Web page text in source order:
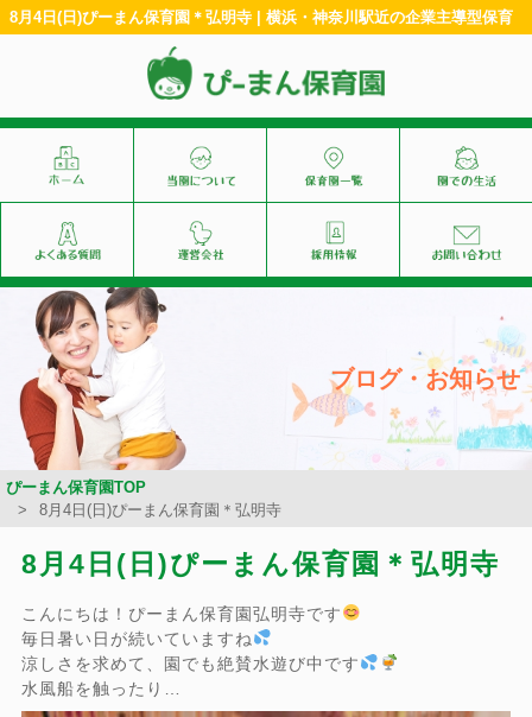
8月4日(日)ぴーまん保育園＊弘明寺 | 横浜・神奈川駅近の企業主導型保育
ブログ・お知らせ
ぴーまん保育園TOP
8月4日(日)ぴーまん保育園＊弘明寺
8月4日(日)ぴーまん保育園＊弘明寺
こんにちは！ぴーまん保育園弘明寺です
毎日暑い日が続いていますね
涼しさを求めて、園でも絶賛水遊び中です
水風船を触ったり…